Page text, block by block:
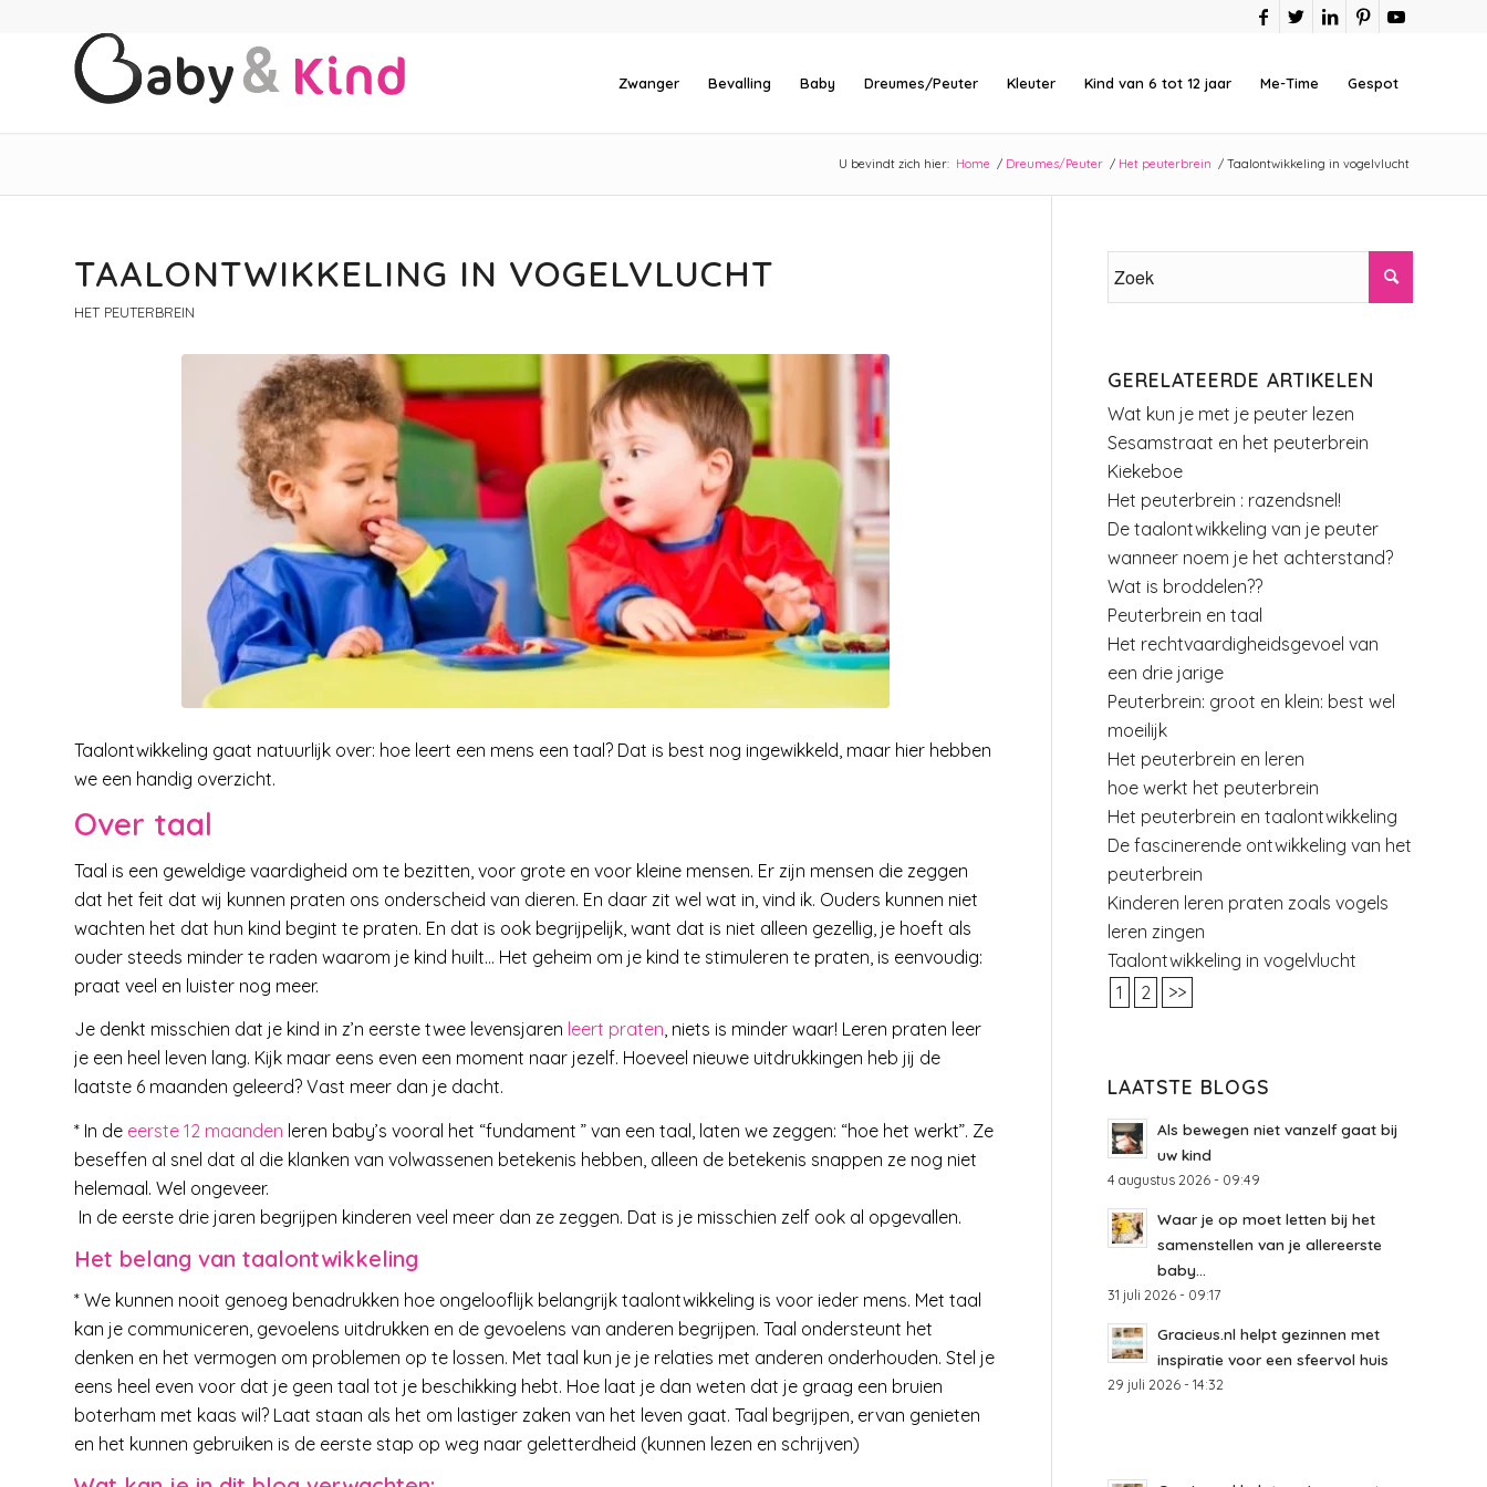
Zwanger Bevalling Baby Dreumes/Peuter Kleuter Kind van 6 tot 12 jaar Me-Time Gespot
U bevindt zich hier: Home / Dreumes/Peuter / Het peuterbrein / Taalontwikkeling in vogelvlucht
TAALONTWIKKELING IN VOGELVLUCHT
HET PEUTERBREIN
Taalontwikkeling gaat natuurlijk over: hoe leert een mens een taal? Dat is best nog ingewikkeld, maar hier hebben
we een handig overzicht.
Over taal
Taal is een geweldige vaardigheid om te bezitten, voor grote en voor kleine mensen. Er zijn mensen die zeggen
dat het feit dat wij kunnen praten ons onderscheid van dieren. En daar zit wel wat in, vind ik. Ouders kunnen niet
wachten het dat hun kind begint te praten. En dat is ook begrijpelijk, want dat is niet alleen gezellig, je hoeft als
ouder steeds minder te raden waarom je kind huilt… Het geheim om je kind te stimuleren te praten, is eenvoudig:
praat veel en luister nog meer.
Je denkt misschien dat je kind in z’n eerste twee levensjaren leert praten, niets is minder waar! Leren praten leer
je een heel leven lang. Kijk maar eens even een moment naar jezelf. Hoeveel nieuwe uitdrukkingen heb jij de
laatste 6 maanden geleerd? Vast meer dan je dacht.
* In de eerste 12 maanden leren baby’s vooral het “fundament ” van een taal, laten we zeggen: “hoe het werkt”. Ze
beseffen al snel dat al die klanken van volwassenen betekenis hebben, alleen de betekenis snappen ze nog niet
helemaal. Wel ongeveer.
In de eerste drie jaren begrijpen kinderen veel meer dan ze zeggen. Dat is je misschien zelf ook al opgevallen.
Het belang van taalontwikkeling
* We kunnen nooit genoeg benadrukken hoe ongelooflijk belangrijk taalontwikkeling is voor ieder mens. Met taal
kan je communiceren, gevoelens uitdrukken en de gevoelens van anderen begrijpen. Taal ondersteunt het
denken en het vermogen om problemen op te lossen. Met taal kun je je relaties met anderen onderhouden. Stel je
eens heel even voor dat je geen taal tot je beschikking hebt. Hoe laat je dan weten dat je graag een bruien
boterham met kaas wil? Laat staan als het om lastiger zaken van het leven gaat. Taal begrijpen, ervan genieten
en het kunnen gebruiken is de eerste stap op weg naar geletterdheid (kunnen lezen en schrijven)
GERELATEERDE ARTIKELEN
Wat kun je met je peuter lezen
Sesamstraat en het peuterbrein
Kiekeboe
Het peuterbrein : razendsnel!
De taalontwikkeling van je peuter
wanneer noem je het achterstand?
Wat is broddelen??
Peuterbrein en taal
Het rechtvaardigheidsgevoel van
een drie jarige
Peuterbrein: groot en klein: best wel
moeilijk
Het peuterbrein en leren
hoe werkt het peuterbrein
Het peuterbrein en taalontwikkeling
De fascinerende ontwikkeling van het
peuterbrein
Kinderen leren praten zoals vogels
leren zingen
Taalontwikkeling in vogelvlucht
1
2 >>
LAATSTE BLOGS
Als bewegen niet vanzelf gaat bij
uw kind
4 augustus 2026 - 09:49
Waar je op moet letten bij het
samenstellen van je allereerste
baby...
31 juli 2026 - 09:17
Gracieus.nl helpt gezinnen met
inspiratie voor een sfeervol huis
29 juli 2026 - 14:32